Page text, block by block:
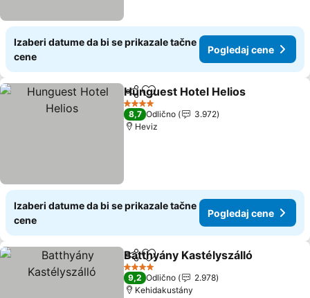
Izaberi datume da bi se prikazale tačne
cene
Pogledaj cene
Deli Dodati u favorite
Hunguest Hotel Helios
4 Zvezdice
8,7 Odlično
3.972
Heviz
Izaberi datume da bi se prikazale tačne
cene
Pogledaj cene
Deli Dodati u favorite
Batthyány Kastélyszálló
4 Zvezdice
9,2 Odlično
2.978
Kehidakustány